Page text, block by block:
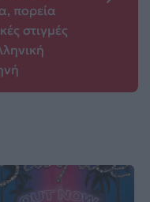
πορεία
στιγμές